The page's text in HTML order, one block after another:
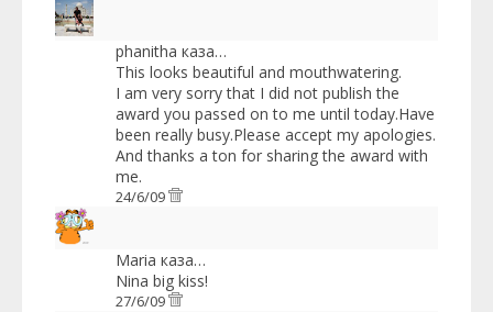
phanitha каза…
This looks beautiful and mouthwatering.
I am very sorry that I did not publish the
award you passed on to me until today.Have
been really busy.Please accept my apologies.
And thanks a ton for sharing the award with
me.
24/6/09
Maria каза…
Nina big kiss!
27/6/09